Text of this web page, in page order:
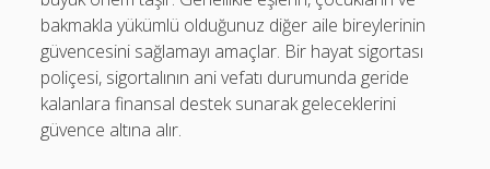
bakmakla yükümlü olduğunuz diğer aile bireylerinin
güvencesini sağlamayı amaçlar. Bir hayat sigortası
poliçesi, sigortalının ani vefatı durumunda geride
kalanlara finansal destek sunarak geleceklerini
güvence altına alır.